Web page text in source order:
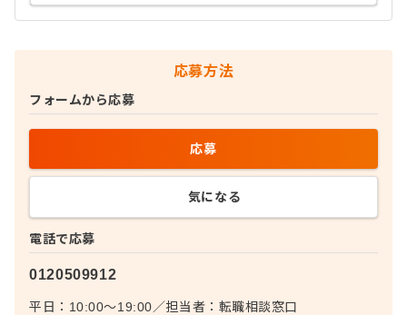
応募方法
電話で応募
0120509912
平日：10:00〜19:00／担当者： 転職相談窓口
フォームから応募
応募
気になる